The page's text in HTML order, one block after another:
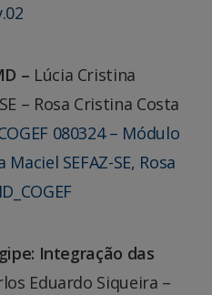
– Lúcia Cristina
– Rosa Cristina Costa
080324 – Módulo
SEFAZ-SE, Rosa
Integração das
Eduardo Siqueira –